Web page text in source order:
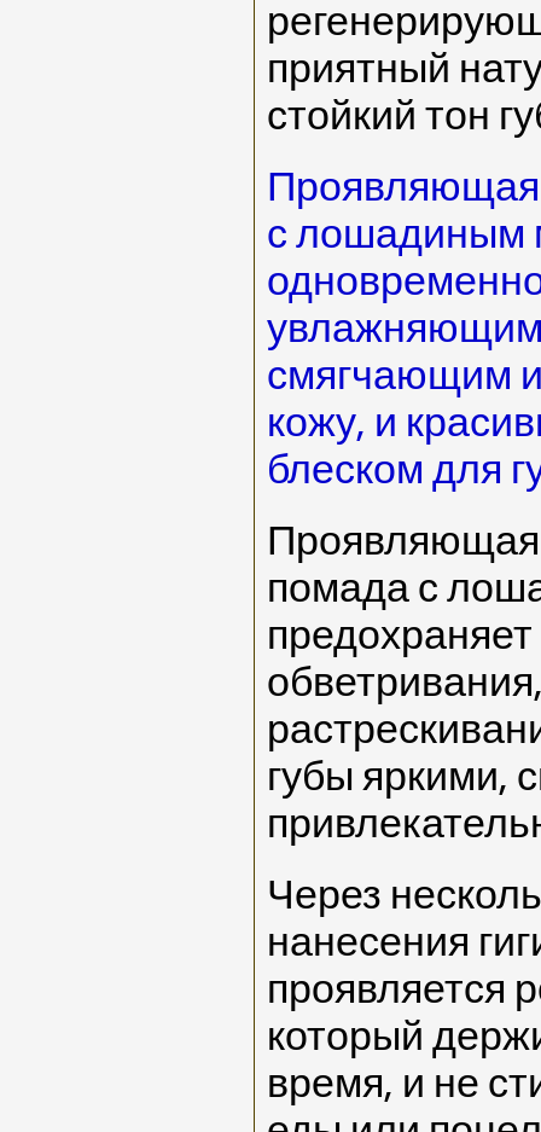
приятный
стойкий тон
с лошадиным
увлажняющим
смягчающим
кожу, и
блеском для
помада с
предохраняет
губы яркими,
Через
нанесения
проявляется
который
время, и не